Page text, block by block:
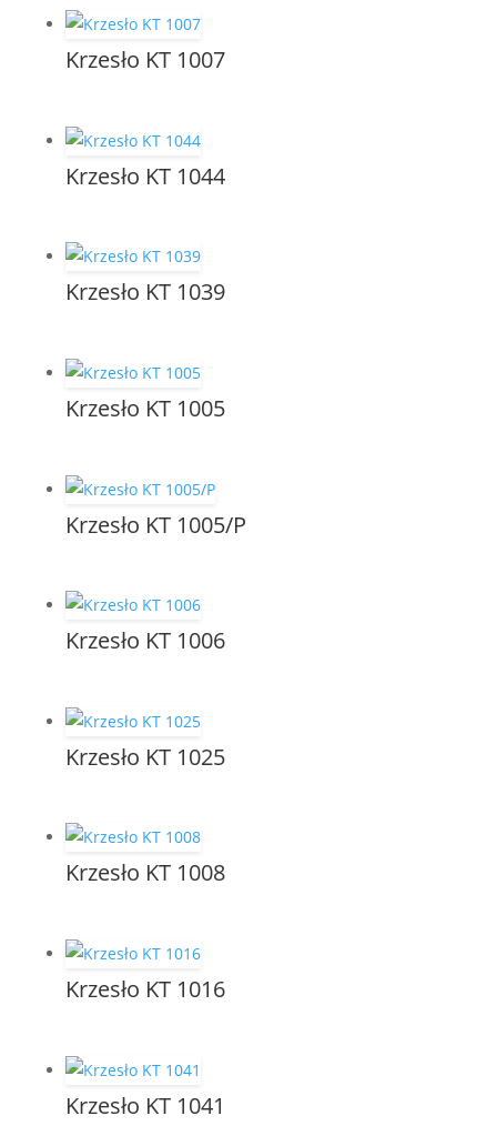
Krzesło KT 1007
Krzesło KT 1044
Krzesło KT 1039
Krzesło KT 1005
Krzesło KT 1005/P
Krzesło KT 1006
Krzesło KT 1025
Krzesło KT 1008
Krzesło KT 1016
Krzesło KT 1041